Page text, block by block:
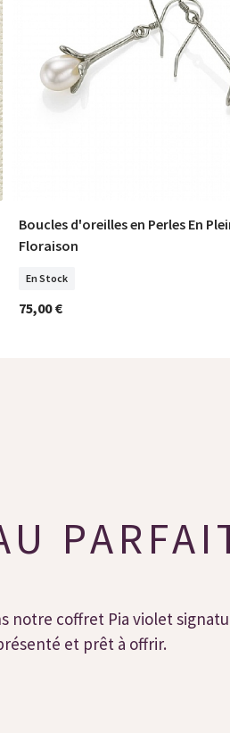
COMMANDER
Boucles d'oreilles en Perles En
Floraison
En Stock
75,00 €
notre coffret Pia violet
et prêt à offrir.